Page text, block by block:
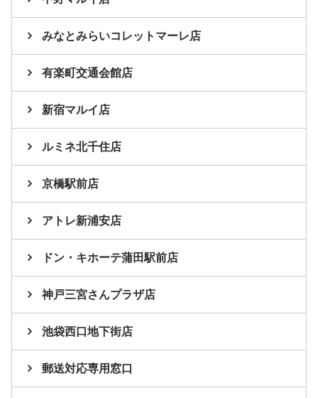
みなとみらいコレットマーレ店
有楽町交通会館店
新宿マルイ店
ルミネ北千住店
京橋駅前店
アトレ新浦安店
ドン・キホーテ蒲田駅前店
神戸三宮さんプラザ店
池袋西口地下街店
郵送対応専用窓口